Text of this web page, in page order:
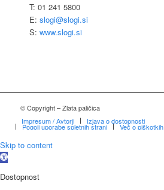
T: 01 241 5800
E: slogi@slogi.si
S: www.slogi.si
© Copyright – Zlata paličica
Impresum / Avtorji
Izjava o dostopnosti
Pogoji uporabe spletnih strani Več o piškotkih
Skip to content
Open
Dostopnost